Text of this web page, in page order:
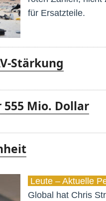
für Ersatzteile.
Stärkung
Mio. Dollar
Leute – Aktuelle
Global hat Chris